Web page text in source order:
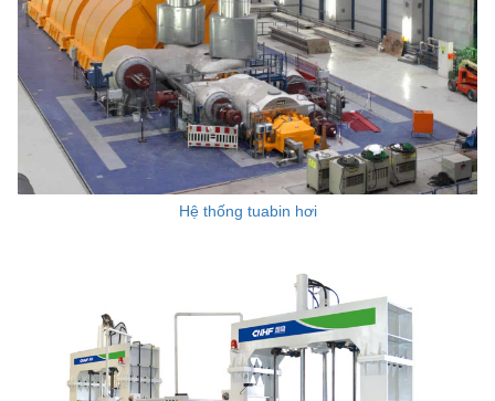
Hệ thống tuabin hơi